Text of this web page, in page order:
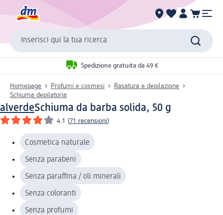
Inserisci qui la tua ricerca
Spedizione gratuita da 49 €
Homepage Profumi e cosmesi
Rasatura e depilazione
Schiuma depilatoria
alverdeSchiuma da barba solida, 50 g
4.1 (71 recensioni)
Cosmetica naturale
Senza parabeni
Senza paraffina / oli minerali
Senza coloranti
Senza profumi